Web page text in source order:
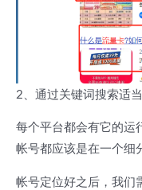
2、通过关键词搜索适
每个平台都会有它的运
帐号都应该是在一个细
帐号定位好之后，我们